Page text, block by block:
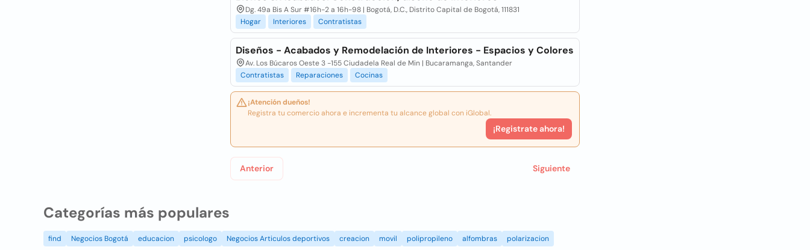
Dg. 49a Bis A Sur #16h-2 a 16h-98 | Bogotá, D.C., Distrito Capital de Bogotá, 111831
Hogar
Interiores Contratistas
Diseños - Acabados y Remodelación de Interiores - Espacios y Colores
Av. Los Búcaros Oeste 3 -155 Ciudadela Real de Min | Bucaramanga, Santander
Contratistas
Reparaciones Cocinas
¡Atención dueños!
Registra tu comercio ahora e incrementa tu alcance global con iGlobal.
¡Registrate ahora!
Anterior Siguiente
Categorías más populares
find Negocios Bogotá educacion psicologo Negocios Articulos deportivos creacion movil polipropileno alfombras polarizacion